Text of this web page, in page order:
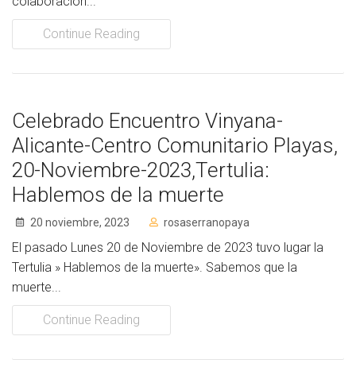
Continue Reading
Celebrado Encuentro Vinyana-
Alicante-Centro Comunitario Playas,
20-Noviembre-2023,Tertulia:
Hablemos de la muerte
20 noviembre, 2023 rosaserranopaya
El pasado Lunes 20 de Noviembre de 2023 tuvo lugar la
Tertulia » Hablemos de la muerte». Sabemos que la
muerte...
Continue Reading